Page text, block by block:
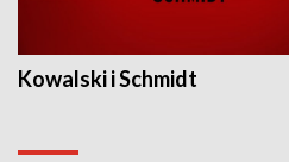
Kowalski i Schmidt